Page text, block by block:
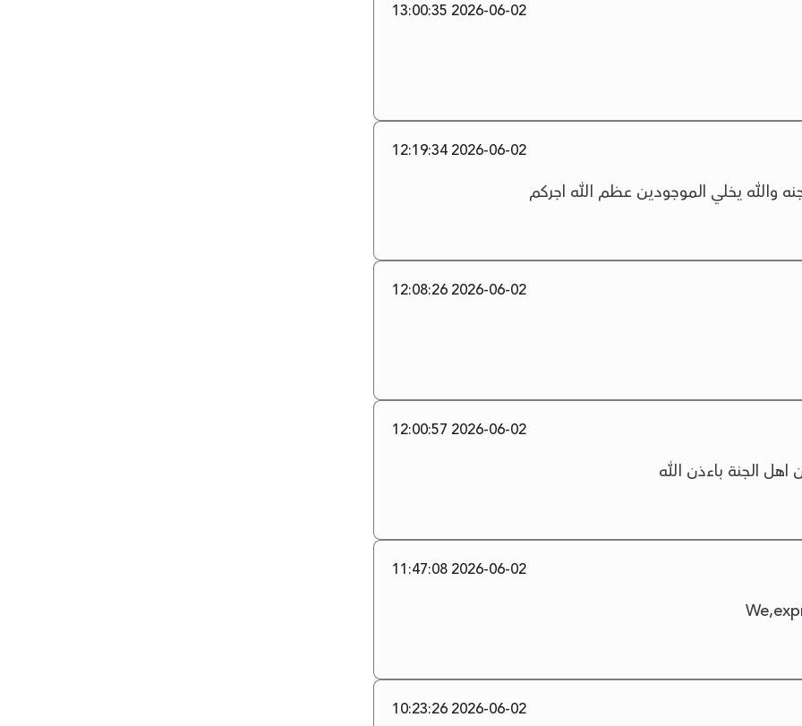
2026-06-02 13:00:35
2026-06-02 12:19:34
والله يخلي الموجودين عظم الله اجركم
2026-06-02 12:08:26
2026-06-02 12:00:57
الجنة باءذن الله
2026-06-02 11:47:08
2026-06-02 10:23:26